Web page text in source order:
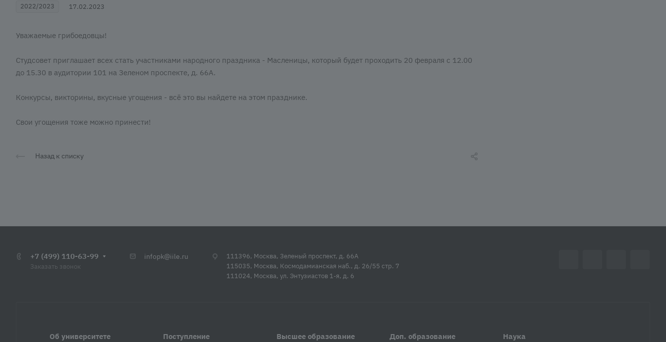
2022/2023 17.02.2023
Уважаемые грибоедовцы!
Студсовет приглашает всех стать участниками народного праздника - Масленицы, который будет проходить 20 февраля с 12.00
до 15.30 в аудитории 101 на Зеленом проспекте, д. 66А.
Конкурсы, викторины, вкусные угощения - всё это вы найдете на этом празднике.
Свои угощения тоже можно принести!
Назад к списку
+7 (499) 110-63-99
Заказать звонок
infopk@iile.ru
111396, Москва, Зеленый проспект, д. 66А
115035, Москва, Космодамианская наб., д. 26/55 стр. 7
111024, Москва, ул. Энтузиастов 1-я, д. 6
Об университете Поступление Высшее образование Доп. образование Наука